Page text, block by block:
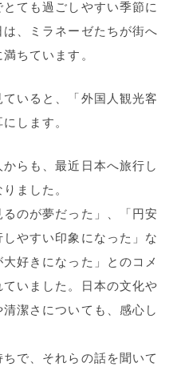
ても過ごしやすい季節に
、ミラネーゼたちが街へ
ちています。
いると、「外国人観光客
します。
らも、最近日本へ旅行し
ました。
のが夢だった」、「円安
やすい印象になった」な
好きになった」とのコメ
いました。日本の文化や
潔さについても、感心し
で、それらの話を聞いて